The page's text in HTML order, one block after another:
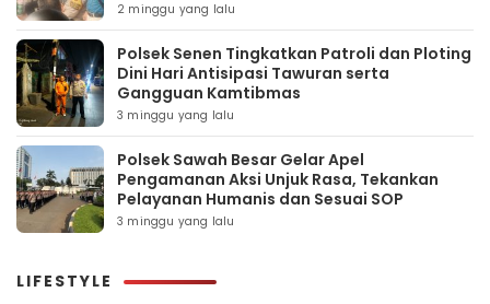
2 minggu yang lalu
Polsek Senen Tingkatkan Patroli dan Ploting
Dini Hari Antisipasi Tawuran serta
Gangguan Kamtibmas
3 minggu yang lalu
Polsek Sawah Besar Gelar Apel
Pengamanan Aksi Unjuk Rasa, Tekankan
Pelayanan Humanis dan Sesuai SOP
3 minggu yang lalu
LIFESTYLE